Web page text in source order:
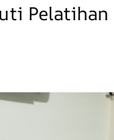
Pelatihan